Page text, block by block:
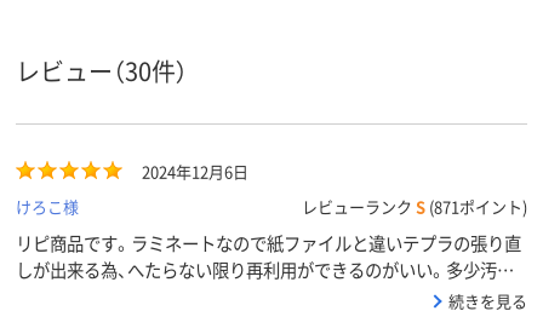
レビュー（30件）
2024年12月6日
けろこ様
レビューランク S (871ポイント)
リピ商品です。ラミネートなので紙ファイルと違いテプラの張り直
しが出来る為、へたらない限り再利用ができるのがいい。多少汚れ
続きを見る